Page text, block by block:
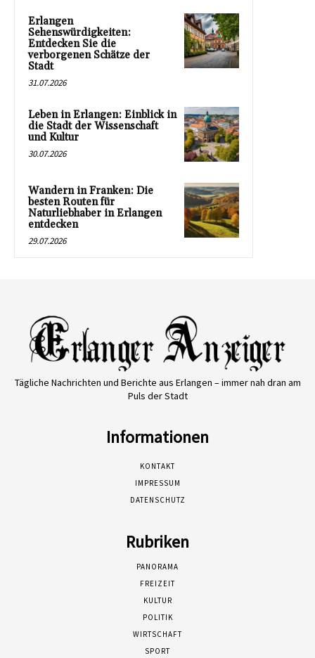
Erlangen
Sehenswürdigkeiten:
Entdecken Sie die
verborgenen Schätze der
Stadt
31.07.2026
Leben in Erlangen: Einblick in
die Stadt der Wissenschaft
und Kultur
30.07.2026
Wandern in Franken: Die
besten Routen für
Naturliebhaber in Erlangen
entdecken
29.07.2026
Tägliche Nachrichten und Berichte aus Erlangen – immer nah dran am
Puls der Stadt
Informationen
KONTAKT
IMPRESSUM
DATENSCHUTZ
Rubriken
PANORAMA
FREIZEIT
KULTUR
POLITIK
WIRTSCHAFT
SPORT